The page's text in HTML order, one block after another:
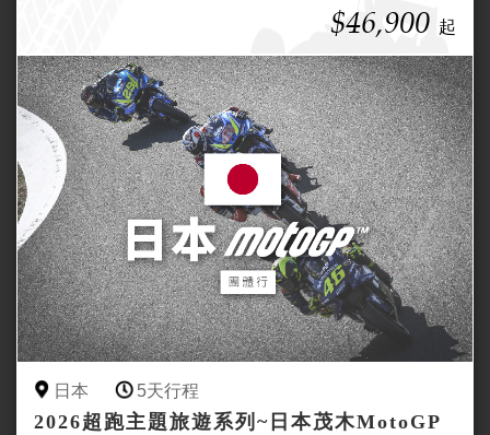
$46,900 起
日本 5天行程
2026超跑主題旅遊系列~日本茂木MotoGP